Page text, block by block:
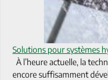
Solutions pour systèmes
À l’heure actuelle, la
encore suffisamment